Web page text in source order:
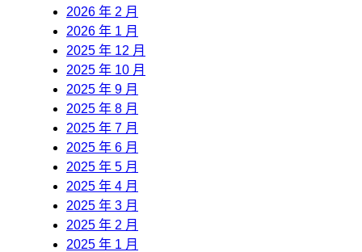
2026 年 2 月
2026 年 1 月
2025 年 12 月
2025 年 10 月
2025 年 9 月
2025 年 8 月
2025 年 7 月
2025 年 6 月
2025 年 5 月
2025 年 4 月
2025 年 3 月
2025 年 2 月
2025 年 1 月